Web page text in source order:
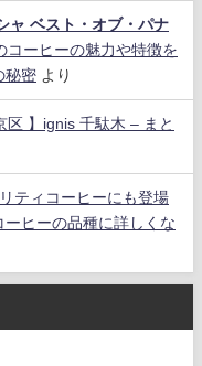
ャ ベスト・オブ・パナ
コーヒーの魅力や特徴を
秘密 より
区 】ignis 千駄木 – まと
ティコーヒーにも登場
ヒーの品種に詳しくな